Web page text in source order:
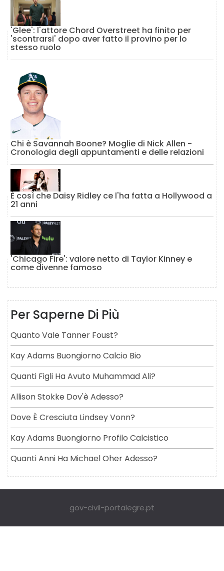
'Glee': l'attore Chord Overstreet ha finito per
'scontrarsi' dopo aver fatto il provino per lo
stesso ruolo
Chi è Savannah Boone? Moglie di Nick Allen -
Cronologia degli appuntamenti e delle relazioni
È così che Daisy Ridley ce l'ha fatta a Hollywood a
21 anni
'Chicago Fire': valore netto di Taylor Kinney e
come divenne famoso
Per Saperne Di Più
Quanto Vale Tanner Foust?
Kay Adams Buongiorno Calcio Bio
Quanti Figli Ha Avuto Muhammad Ali?
Allison Stokke Dov'è Adesso?
Dove È Cresciuta Lindsey Vonn?
Kay Adams Buongiorno Profilo Calcistico
Quanti Anni Ha Michael Oher Adesso?
gov-civil-portalegre.pt